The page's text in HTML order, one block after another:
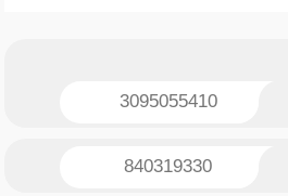
3095055410
840319330